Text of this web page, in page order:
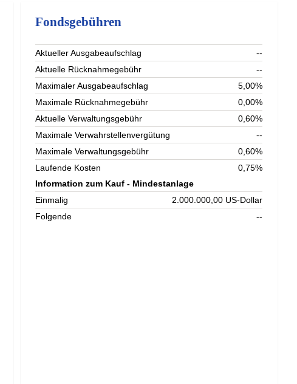
Fondsgebühren
Aktueller Ausgabeaufschlag
--
Aktuelle Rücknahmegebühr
--
Maximaler Ausgabeaufschlag
5,00%
Maximale Rücknahmegebühr
0,00%
Aktuelle Verwaltungsgebühr
0,60%
Maximale Verwahrstellenvergütung
--
Maximale Verwaltungsgebühr
0,60%
Laufende Kosten
0,75%
Information zum Kauf - Mindestanlage
Einmalig
2.000.000,00 US-Dollar
Folgende
--